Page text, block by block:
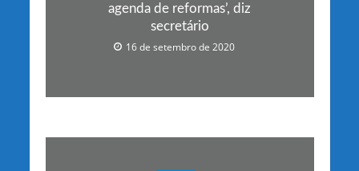
agenda de reformas’, diz
secretário
16 de setembro de 2020